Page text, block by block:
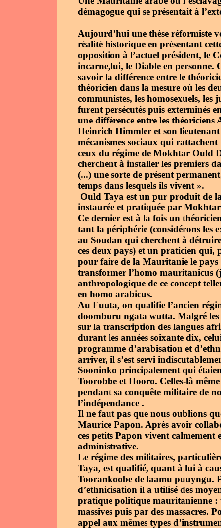
démagogue qui se présentait à
Aujourd’hui une thèse réformiste
réalité historique en présentant
opposition à l’actuel président, le
incarne,lui, le Diable en personne.
savoir la différence entre le
théoricien dans la mesure où les
communistes, les homosexuels,
furent persécutés puis exterminés
une différence entre les théoriciens
Heinrich Himmler et son
mécanismes sociaux qui
ceux du régime de Mokhtar Ould
cherchent à installer les premiers
(...) une sorte de présent
temps dans lesquels ils vivent ».
Ould Taya est un pur produit de
instaurée et pratiquée par
Ce dernier est à la fois un
tant la périphérie (considérons les
au Soudan qui cherchent à
ces deux pays) et un praticien qui,
pour faire de la Mauritanie le pays
transformer l’homo mauritanicus
anthropologique de ce concept
en homo arabicus.
Au Fuuta, on qualifie l’ancien
doomburu ngata wutta. Malgré les
sur la transcription des langues
durant les années soixante dix,
programme d’arabisation et
arriver, il s’est servi
Sooninko principalement qui
Toorobbe et Hooro. Celles-là
pendant sa conquête militaire de
l’indépendance .
Il ne faut pas que nous oublions
Maurice Papon. Après avoir
ces petits Papon vivent
administrative.
Le régime des militaires,
Taya, est qualifié, quant à lui à
Toorankoobe de laamu puuyngu.
d’ethnicisation il a utilisé des
pratique politique mauritanienne :
massives puis par des massacres.
appel aux mêmes types